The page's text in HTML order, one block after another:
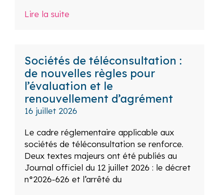
Lire la suite
Sociétés de téléconsultation :
de nouvelles règles pour
l’évaluation et le
renouvellement d’agrément
16 juillet 2026
Le cadre réglementaire applicable aux
sociétés de téléconsultation se renforce.
Deux textes majeurs ont été publiés au
Journal officiel du 12 juillet 2026 : le décret
n°2026-626 et l’arrêté du